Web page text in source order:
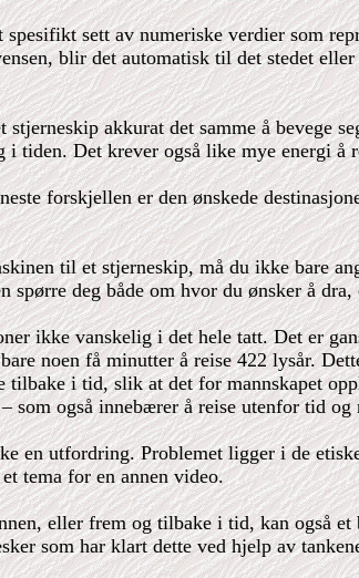
sett av numeriske verdier som
blir det automatisk til det stedet
akkurat det samme å bevege
i tiden. Det krever også like mye energi
forskjellen er den ønskede
til et stjerneskip, må du ikke bare
deg både om hvor du ønsker å
ikke vanskelig i det hele tatt. Det er
noen få minutter å reise 422 lysår.
tilbake i tid, slik at det for mannskapet
som også innebærer å reise utenfor tid
en utfordring. Problemet ligger i de
tema for en annen video.
eller frem og tilbake i tid, kan også
som har klart dette ved hjelp av